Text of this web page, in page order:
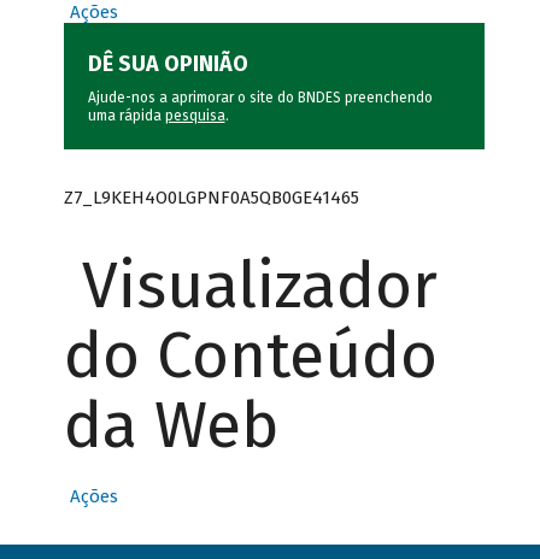
Ações
DÊ SUA OPINIÃO
Ajude-nos a aprimorar o site do BNDES preenchendo
uma rápida pesquisa.
Z7_L9KEH4O0LGPNF0A5QB0GE41465
Visualizador
do Conteúdo
da Web
Ações